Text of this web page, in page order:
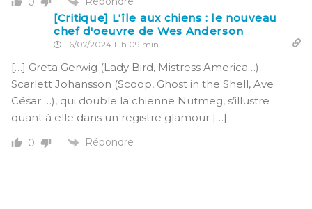
[Critique] L'île aux chiens : le nouveau
chef d'oeuvre de Wes Anderson
16/07/2024 11 h 09 min
[…] Greta Gerwig (Lady Bird, Mistress America…).
Scarlett Johansson (Scoop, Ghost in the Shell, Ave
César …), qui double la chienne Nutmeg, s’illustre
quant à elle dans un registre glamour […]
0 Répondre